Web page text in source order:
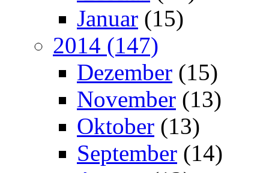
Januar (15)
2014 (147)
Dezember (15)
November (13)
Oktober (13)
September (14)